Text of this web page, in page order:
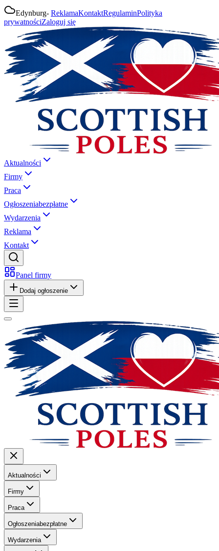
Edynburg- ReklamaKontaktRegulaminPolityka
prywatnościZaloguj się
Aktualności
Firmy
Praca
Ogłoszeniabezpłatne
Wydarzenia
Reklama
Kontakt
Panel firmy
Dodaj ogłoszenie
Aktualności
Firmy
Praca
Ogłoszeniabezpłatne
Wydarzenia